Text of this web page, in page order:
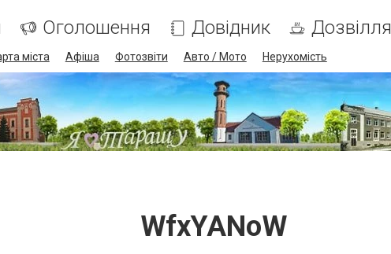
Оголошення Довідник Дозвілля
міста Афіша Фотозвіти Авто / Мото Нерухомість
WfxYANoW